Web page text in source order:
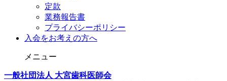
定款
業務報告書
プライバシーポリシー
入会をお考えの方へ
メニュー
一般社団法人 大宮歯科医師会